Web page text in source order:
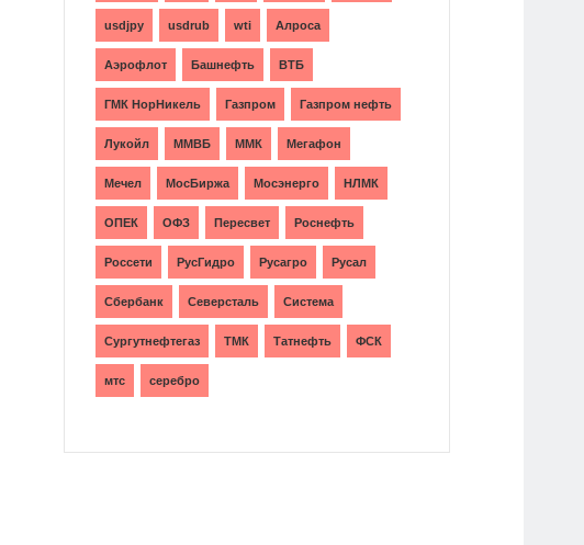
usdjpy usdrub wti Алроса
Аэрофлот Башнефть ВТБ
ГМК НорНикель Газпром Газпром нефть
Лукойл ММВБ ММК Мегафон
Мечел МосБиржа Мосэнерго НЛМК
ОПЕК ОФЗ Пересвет Роснефть
Россети РусГидро Русагро Русал
Сбербанк Северсталь Система
Сургутнефтегаз ТМК Татнефть ФСК
мтс серебро